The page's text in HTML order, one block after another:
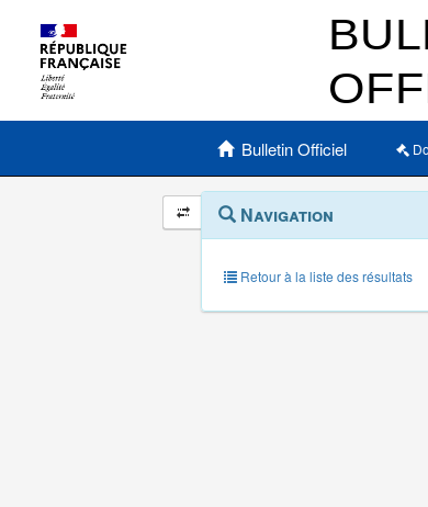
Menu principal
Bulletin Officiel
Navigation
et
outils
annexes
Menu
contextuel
Navigation
Retour à la liste des résultats